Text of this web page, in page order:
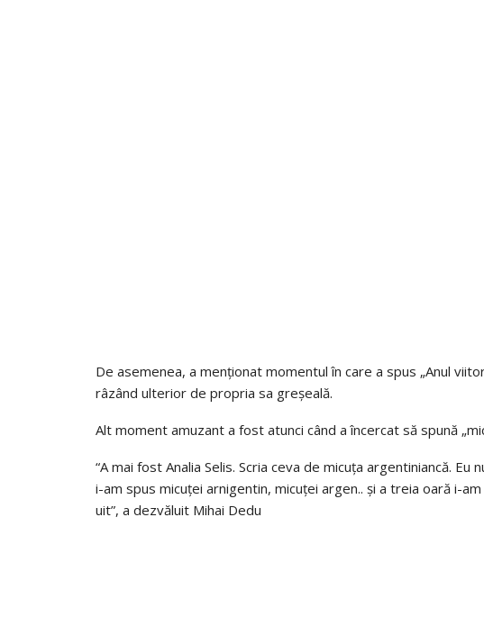
De asemenea, a menționat momentul în care a spus „Anul
râzând ulterior de propria sa greșeală.
Alt moment amuzant a fost atunci când a încercat să spună
“A mai fost Analia Selis. Scria ceva de micuța argentiniancă.
i-am spus micuței arnigentin, micuței argen.. și a treia oară i-
uit”, a dezvăluit Mihai Dedu